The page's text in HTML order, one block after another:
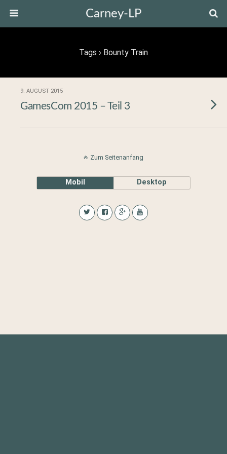
Carney-LP
Tags › Bounty Train
9. AUGUST 2015
GamesCom 2015 – Teil 3
Zum Seitenanfang
Mobil Desktop